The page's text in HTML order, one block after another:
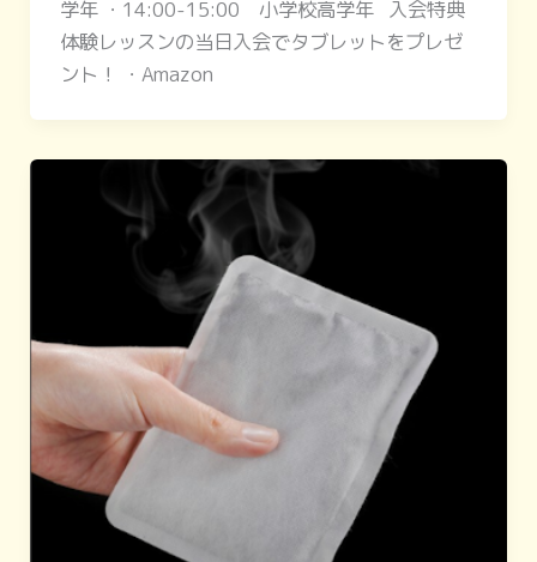
学年 ・14:00-15:00 小学校高学年 入会特典
体験レッスンの当日入会でタブレットをプレゼ
ント！ ・Amazon